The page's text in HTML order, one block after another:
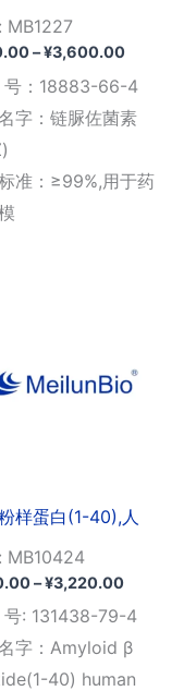
MB1227
–¥3,600.00价
范
围：
¥200.00
号：18883-66-4
字：链脲佐菌素
准：≥99%,用于药
样蛋白(1-40),人
MB10424
–¥3,220.00价
范
围：
¥840.00
至
号: 131438-79-4
字：Amyloid β
40) human